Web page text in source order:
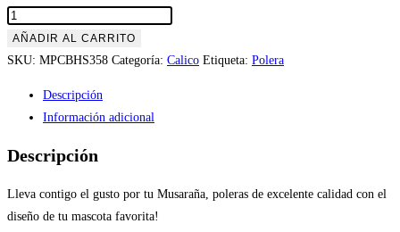
AÑADIR AL CARRITO
SKU: MPCBHS358 Categoría: Calico Etiqueta: Polera
Descripción
Información adicional
Descripción
Lleva contigo el gusto por tu Musaraña, poleras de excelente calidad con el
diseño de tu mascota favorita!